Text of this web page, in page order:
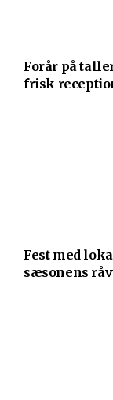
Forår på
frisk
Fest med
sæsonens